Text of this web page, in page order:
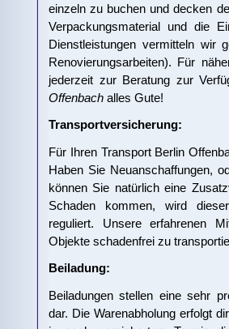
einzeln zu buchen und decken
Verpackungsmaterial und die
Dienstleistungen vermitteln wir
Renovierungsarbeiten). Für
jederzeit zur Beratung zur
Offenbach alles Gute!
Transportversicherung:
Für Ihren Transport Berlin
Haben Sie Neuanschaffungen,
können Sie natürlich eine
Schaden kommen, wird
reguliert. Unsere erfahrenen
Objekte schadenfrei zu
Beiladung:
Beiladungen stellen eine sehr
dar. Die Warenabholung erfolgt